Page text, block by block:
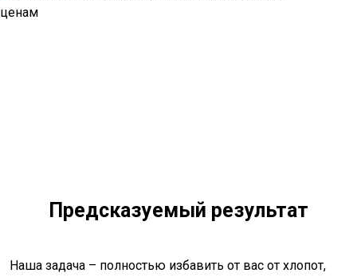
Предсказуемый результат
Наша задача – полностью избавить от вас от хлопот,